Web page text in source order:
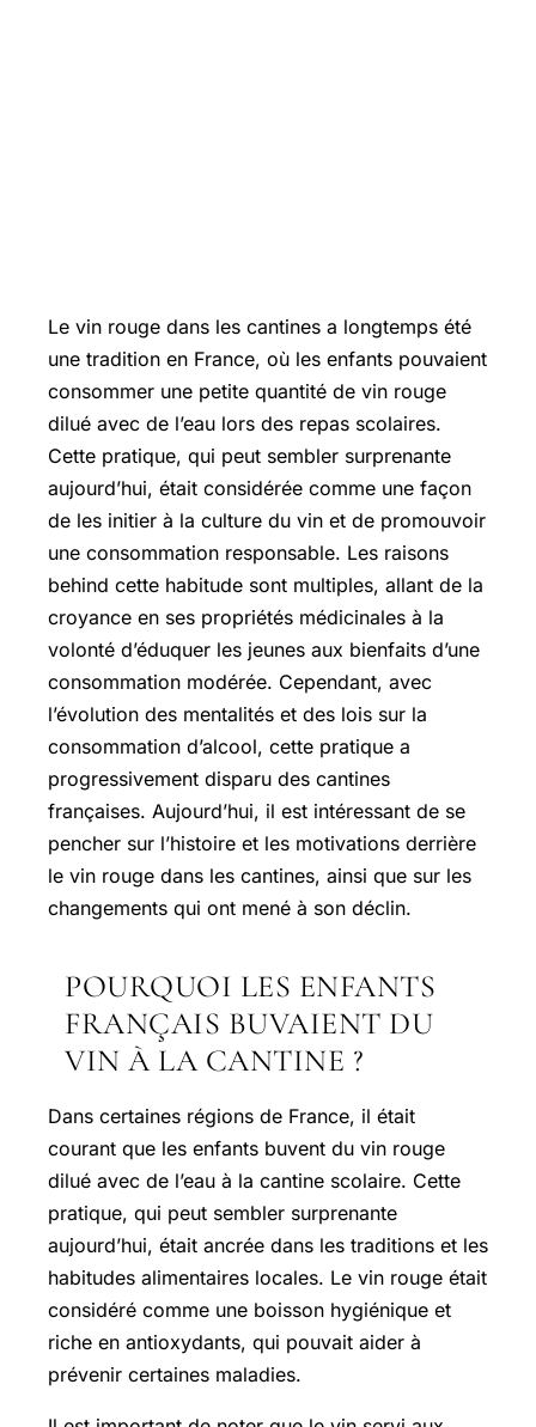
Le vin rouge dans les cantines a longtemps été
une tradition en France, où les enfants pouvaient
consommer une petite quantité de vin rouge
dilué avec de l’eau lors des repas scolaires.
Cette pratique, qui peut sembler surprenante
aujourd’hui, était considérée comme une façon
de les initier à la culture du vin et de promouvoir
une consommation responsable. Les raisons
behind cette habitude sont multiples, allant de la
croyance en ses propriétés médicinales à la
volonté d’éduquer les jeunes aux bienfaits d’une
consommation modérée. Cependant, avec
l’évolution des mentalités et des lois sur la
consommation d’alcool, cette pratique a
progressivement disparu des cantines
françaises. Aujourd’hui, il est intéressant de se
pencher sur l’histoire et les motivations derrière
le vin rouge dans les cantines, ainsi que sur les
changements qui ont mené à son déclin.
POURQUOI LES ENFANTS
FRANÇAIS BUVAIENT DU
VIN À LA CANTINE ?
Dans certaines régions de France, il était
courant que les enfants buvent du vin rouge
dilué avec de l’eau à la cantine scolaire. Cette
pratique, qui peut sembler surprenante
aujourd’hui, était ancrée dans les traditions et les
habitudes alimentaires locales. Le vin rouge était
considéré comme une boisson hygiénique et
riche en antioxydants, qui pouvait aider à
prévenir certaines maladies.